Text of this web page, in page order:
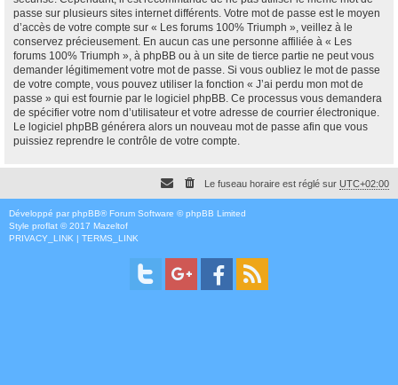
passe sur plusieurs sites internet différents. Votre mot de passe est le moyen
d’accès de votre compte sur « Les forums 100% Triumph », veillez à le
conservez précieusement. En aucun cas une personne affiliée à « Les
forums 100% Triumph », à phpBB ou à un site de tierce partie ne peut vous
demander légitimement votre mot de passe. Si vous oubliez le mot de passe
de votre compte, vous pouvez utiliser la fonction « J’ai perdu mon mot de
passe » qui est fournie par le logiciel phpBB. Ce processus vous demandera
de spécifier votre nom d’utilisateur et votre adresse de courrier électronique.
Le logiciel phpBB générera alors un nouveau mot de passe afin que vous
puissiez reprendre le contrôle de votre compte.
Le fuseau horaire est réglé sur UTC+02:00
Développé par phpBB® Forum Software © phpBB Limited
Style proflat © 2017 Mazeltof
PRIVACY_LINK | TERMS_LINK